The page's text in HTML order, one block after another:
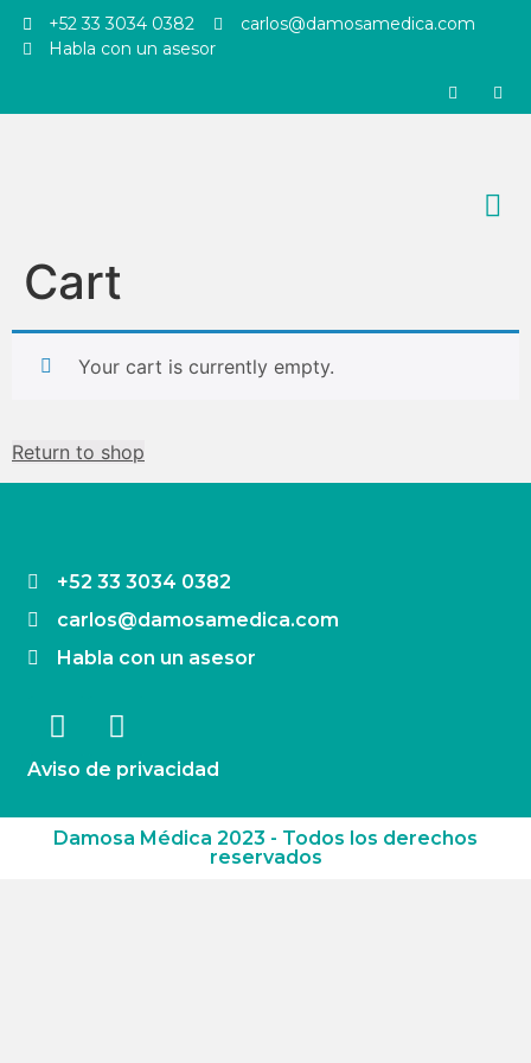
+52 33 3034 0382
carlos@damosamedica.com
Habla con un asesor
Cart
Your cart is currently empty.
Return to shop
+52 33 3034 0382
carlos@damosamedica.com
Habla con un asesor
Aviso de privacidad
Damosa Médica 2023 - Todos los derechos
reservados